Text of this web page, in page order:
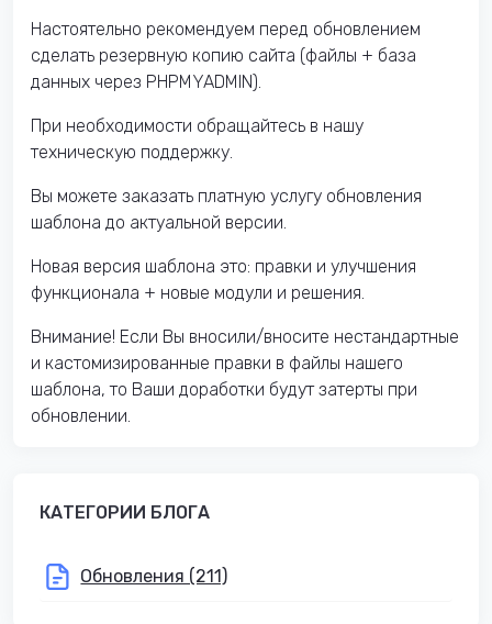
Настоятельно рекомендуем перед обновлением
сделать резервную копию сайта (файлы + база
данных через PHPMYADMIN).
При необходимости обращайтесь в нашу
техническую поддержку.
Вы можете заказать платную услугу обновления
шаблона до актуальной версии.
Новая версия шаблона это: правки и улучшения
функционала + новые модули и решения.
Внимание! Если Вы вносили/вносите нестандартные
и кастомизированные правки в файлы нашего
шаблона, то Ваши доработки будут затерты при
обновлении.
КАТЕГОРИИ БЛОГА
Обновления (211)